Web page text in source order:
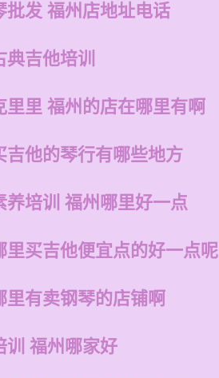
批发 福州店地址电话
典吉他培训
里里 福州的店在哪里有啊
吉他的琴行有哪些地方
养培训 福州哪里好一点
里买吉他便宜点的好一点呢
里有卖钢琴的店铺啊
训 福州哪家好